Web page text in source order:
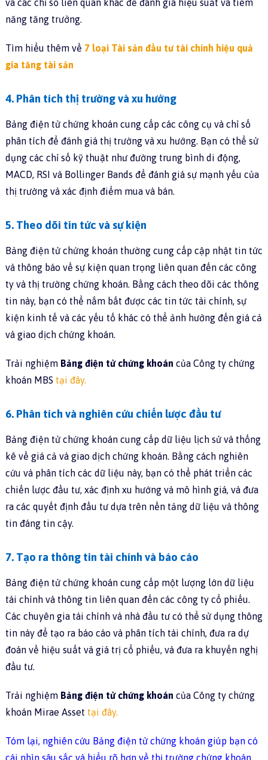
và các chỉ số liên quan khác để đánh giá hiệu suất và tiềm
năng tăng trưởng.
Tìm hiểu thêm về 7 loại Tài sản đầu tư tài chính hiệu quả
gia tăng tài sản
4. Phân tích thị trường và xu hướng
Bảng điện tử chứng khoán cung cấp các công cụ và chỉ số
phân tích để đánh giá thị trường và xu hướng. Bạn có thể sử
dụng các chỉ số kỹ thuật như đường trung bình di động,
MACD, RSI và Bollinger Bands để đánh giá sự mạnh yếu của
thị trường và xác định điểm mua và bán.
5. Theo dõi tin tức và sự kiện
Bảng điện tử chứng khoán thường cung cấp cập nhật tin tức
và thông báo về sự kiện quan trọng liên quan đến các công
ty và thị trường chứng khoán. Bằng cách theo dõi các thông
tin này, bạn có thể nắm bắt được các tin tức tài chính, sự
kiện kinh tế và các yếu tố khác có thể ảnh hưởng đến giá cả
và giao dịch chứng khoán.
Trải nghiệm Bảng điện tử chứng khoán của Công ty chứng
khoán MBS tại đây.
6. Phân tích và nghiên cứu chiến lược đầu tư
Bảng điện tử chứng khoán cung cấp dữ liệu lịch sử và thống
kê về giá cả và giao dịch chứng khoán. Bằng cách nghiên
cứu và phân tích các dữ liệu này, bạn có thể phát triển các
chiến lược đầu tư, xác định xu hướng và mô hình giá, và đưa
ra các quyết định đầu tư dựa trên nền tảng dữ liệu và thông
tin đáng tin cậy.
7. Tạo ra thông tin tài chính và báo cáo
Bảng điện tử chứng khoán cung cấp một lượng lớn dữ liệu
tài chính và thông tin liên quan đến các công ty cổ phiếu.
Các chuyên gia tài chính và nhà đầu tư có thể sử dụng thông
tin này để tạo ra báo cáo và phân tích tài chính, đưa ra dự
đoán về hiệu suất và giá trị cổ phiếu, và đưa ra khuyến nghị
đầu tư.
Trải nghiệm Bảng điện tử chứng khoán của Công ty chứng
khoán Mirae Asset tại đây.
Tóm lại, nghiên cứu Bảng điện tử chứng khoán giúp bạn có
cái nhìn sâu sắc và hiểu rõ hơn về thị trường chứng khoán,